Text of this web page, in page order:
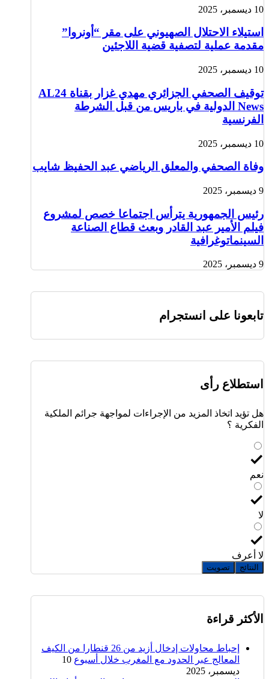
10 ديسمبر، 2025
استيلاء الاحتلال الصهيوني على مقر “أونروا”
مقدمة عملية لتصفية قضية اللاجئين
10 ديسمبر، 2025
توقيف الصحفي الجزائري مهدي غزار بقناة AL24
News الدولية في باريس من قبل الشرطة
الفرنسية
10 ديسمبر، 2025
وفاة الصحفي والمعلق الرياضي عبد الحفيظ شايب
9 ديسمبر، 2025
رئيس الجمهورية يترأس اجتماعا خصص لمشروع
فيلم الأمير عبد القادر وبعث قطاع الصناعة
السينماتوغرافية
9 ديسمبر، 2025
تابعونا على انستجرام
استطلاع رأى
هل تؤيد اتخاذ المزيد من الإجراءات لمواجهة جرائم الملكية
الفكرية ؟
نعم
لا
لا أعرف
النتائج تصويت
الأكثر قراءة
إحباط محاولات إدخال أزيد من 26 قنطارا من الكيف
المعالج عبر الحدود مع المغرب خلال أسبوع 10
ديسمبر، 2025